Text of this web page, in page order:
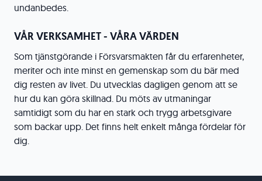
undanbedes.
VÅR VERKSAMHET - VÅRA VÄRDEN
Som tjänstgörande i Försvarsmakten får du erfarenheter,
meriter och inte minst en gemenskap som du bär med
dig resten av livet. Du utvecklas dagligen genom att se
hur du kan göra skillnad. Du möts av utmaningar
samtidigt som du har en stark och trygg arbetsgivare
som backar upp. Det finns helt enkelt många fördelar för
dig.